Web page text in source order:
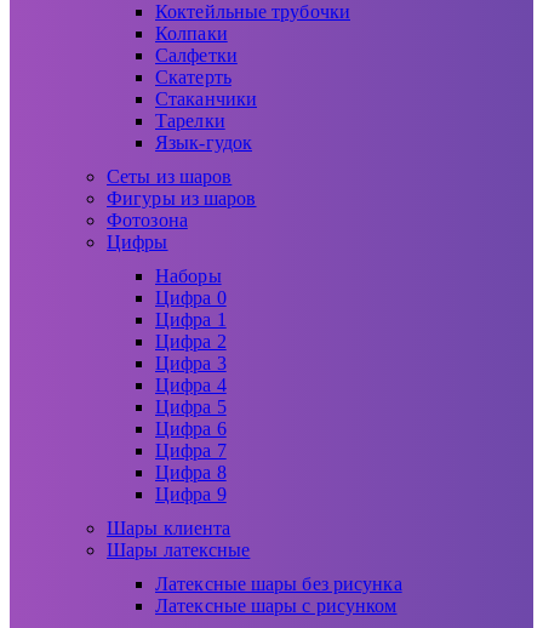
Коктейльные трубочки
Колпаки
Салфетки
Скатерть
Стаканчики
Тарелки
Язык-гудок
Сеты из шаров
Фигуры из шаров
Фотозона
Цифры
Наборы
Цифра 0
Цифра 1
Цифра 2
Цифра 3
Цифра 4
Цифра 5
Цифра 6
Цифра 7
Цифра 8
Цифра 9
Шары клиента
Шары латексные
Латексные шары без рисунка
Латексные шары с рисунком